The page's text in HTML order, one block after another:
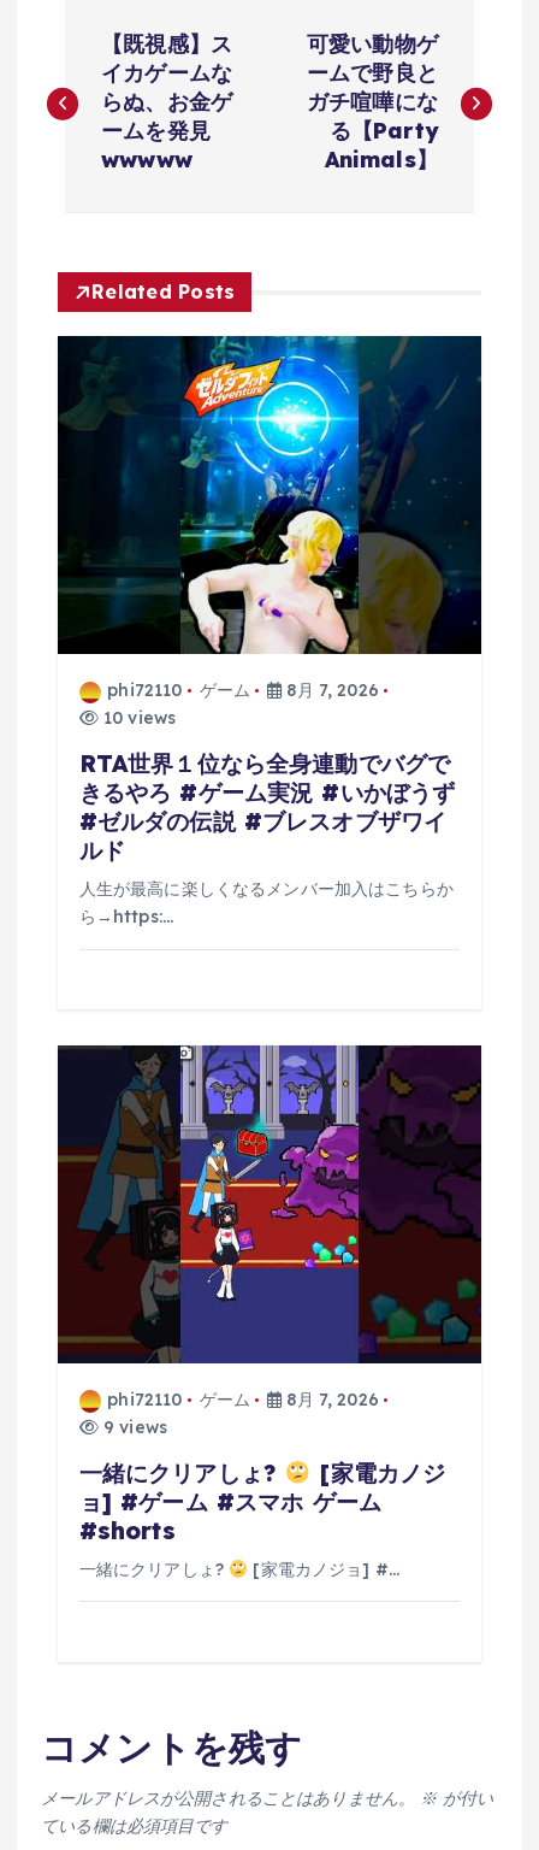
稿
ナ
ゲ
ー
シ
ョ
【既視感】ス
イカゲームな
らぬ、お金ゲ
ームを発見
wwwww
可愛い動物ゲ
ームで野良と
ガチ喧嘩にな
る【Party
Animals】
Related Posts
phi72110 ゲーム
8月 7, 2026
10 views
RTA世界１位なら全身連動でバグで
きるやろ #ゲーム実況 #いかぼうず
#ゼルダの伝説 #ブレスオブザワイ
ルド
人生が最高に楽しくなるメンバー加入はこちらか
ら→https:…
phi72110 ゲーム
8月 7, 2026
9 views
一緒にクリアしょ?
[家電カノジ
ョ] #ゲーム #スマホ ゲーム
#shorts
一緒にクリアしょ? [家電カノジョ] #…
コメントを残す
メールアドレスが公開されることはありません。 ※が付い
ている欄は必須項目です